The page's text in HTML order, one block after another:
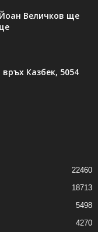
Величков ще
Казбек, 5054
22460
18713
5498
4270